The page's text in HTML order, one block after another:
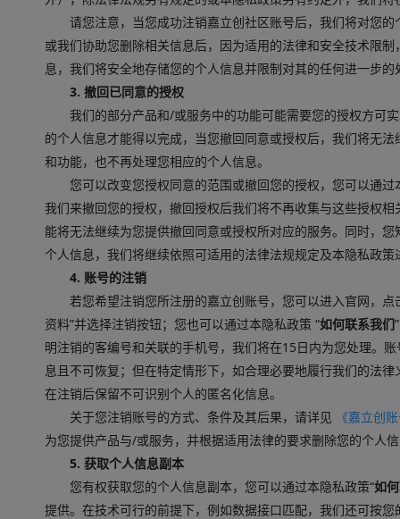
请您注意，当您成功注销嘉立创社区账号后，我们将对您
或我们协助您删除相关信息后，因为适用的法律和安全技术限
息，我们将安全地存储您的个人信息并限制对其的任何进一步
3. 撤回已同意的授权
我们的部分产品和/或服务中的功能可能需要您的授权方可
的个人信息才能得以完成，当您撤回同意或授权后，我们将无
和功能，也不再处理您相应的个人信息。
您可以改变您授权同意的范围或撤回您的授权，您可以通过
我们来撤回您的授权，撤回授权后我们将不再收集与这些授权
能将无法继续为您提供撤回同意或授权所对应的服务。同时，
个人信息，我们将继续依照可适用的法律法规规定及本隐私政策
4. 账号的注销
若您希望注销您所注册的嘉立创账号，您可以进入官网，
资料”并选择注销按钮；您也可以通过本隐私政策 “如何联系我们
明注销的客编号和关联的手机号，我们将在15日内为您处理。
息且不可恢复；但在特定情形下，如合理必要地履行我们的法
在注销后保留不可识别个人的匿名化信息。
关于您注销账号的方式、条件及其后果，请详见 《嘉立创
为您提供产品与/或服务，并根据适用法律的要求删除您的个人
5. 获取个人信息副本
您有权获取您的个人信息副本，您可以通过本隐私政策“如
提供。在技术可行的前提下，例如数据接口匹配，我们还可按